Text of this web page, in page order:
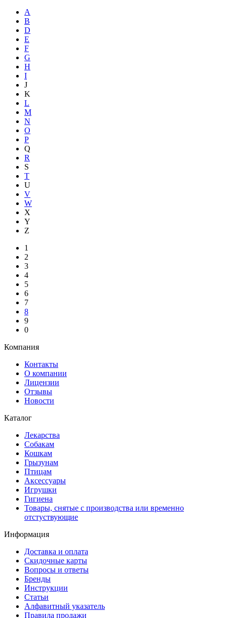
A
B
D
E
F
G
H
I
J
K
L
M
N
O
P
Q
R
S
T
U
V
W
X
Y
Z
1
2
3
4
5
6
7
8
9
0
Компания
Контакты
О компании
Лицензии
Отзывы
Новости
Каталог
Лекарства
Собакам
Кошкам
Грызунам
Птицам
Аксессуары
Игрушки
Гигиена
Товары, снятые с производства или временно
отстуствующие
Информация
Доставка и оплата
Скидочные карты
Вопросы и ответы
Бренды
Инструкции
Статьи
Алфавитный указатель
Правила продажи